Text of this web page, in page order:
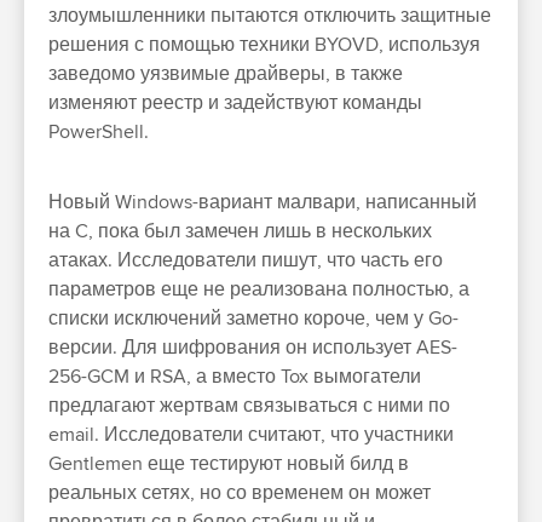
злоумышленники пытаются отключить защитные
решения с помощью техники BYOVD, используя
заведомо уязвимые драйверы, в также
изменяют реестр и задействуют команды
PowerShell.
Новый Windows-вариант малвари, написанный
на C, пока был замечен лишь в нескольких
атаках. Исследователи пишут, что часть его
параметров еще не реализована полностью, а
списки исключений заметно короче, чем у Go-
версии. Для шифрования он использует AES-
256-GCM и RSA, а вместо Tox вымогатели
предлагают жертвам связываться с ними по
email. Исследователи считают, что участники
Gentlemen еще тестируют новый билд в
реальных сетях, но со временем он может